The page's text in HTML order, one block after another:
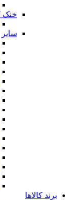
خنک
سایر
برند کالاها